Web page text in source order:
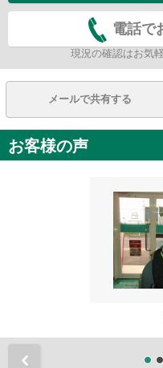
電話で
現況の確認はお気
メールで共有する
お客様の声